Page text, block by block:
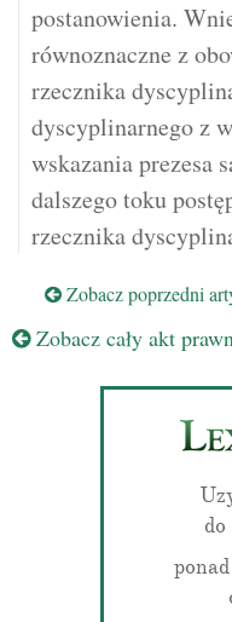
postanowienia.
równoznaczne z
rzecznika
dyscyplinarnego z
wskazania prezesa
dalszego toku
rzecznika
Zobacz poprzedni
Zobacz cały akt
do
ponad